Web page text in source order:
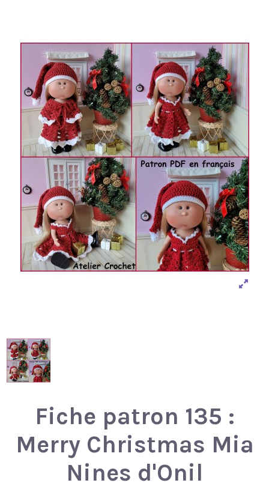
Fiche patron 135 :
Merry Christmas Mia
Nines d'Onil